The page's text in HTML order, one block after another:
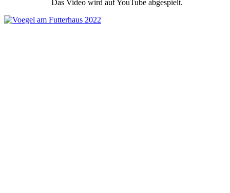
Das Video wird auf YouTube abgespielt.